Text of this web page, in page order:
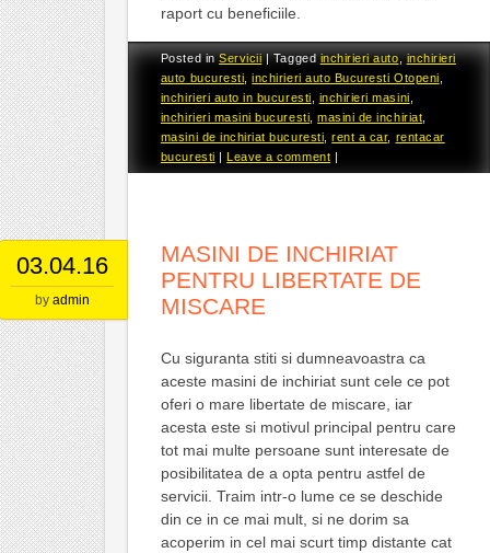
raport cu beneficiile.
Posted inServicii Tagged inchirieri auto
inchirieri
auto bucuresti ,inchirieri auto Bucuresti Otopeni
inchirieri auto in bucuresti
inchirieri masini
inchirieri masini bucuresti ,masini de inchiriat
masini de inchiriat bucuresti ,rent a car, rentacar
bucuresti
Leave a comment
03.04.16
by admin
MASINI DE INCHIRIAT
PENTRU LIBERTATE DE
MISCARE
Cu siguranta stiti si dumneavoastra ca
aceste masini de inchiriat sunt cele ce pot
oferi o mare libertate de miscare, iar
acesta este si motivul principal pentru care
tot mai multe persoane sunt interesate de
posibilitatea de a opta pentru astfel de
servicii. Traim intr-o lume ce se deschide
din ce in ce mai mult, si ne dorim sa
acoperim in cel mai scurt timp distante cat